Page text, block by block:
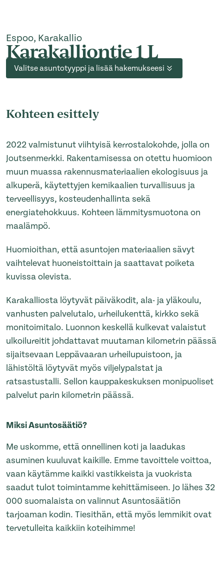
Espoo, Karakallio
Karakalliontie 1 L
Valitse asuntotyyppi ja lisää hakemukseesi
Kohteen esittely
2022 valmistunut viihtyisä kerrostalokohde, jolla on
Joutsenmerkki. Rakentamisessa on otettu huomioon
muun muassa rakennusmateriaalien ekologisuus ja
alkuperä, käytettyjen kemikaalien turvallisuus ja
terveellisyys, kosteudenhallinta sekä
energiatehokkuus. Kohteen lämmitysmuotona on
maalämpö.
Huomioithan, että asuntojen materiaalien sävyt
vaihtelevat huoneistoittain ja saattavat poiketa
kuvissa olevista.
Karakalliosta löytyvät päiväkodit, ala- ja yläkoulu,
vanhusten palvelutalo, urheilukenttä, kirkko sekä
monitoimitalo. Luonnon keskellä kulkevat valaistut
ulkoilureitit johdattavat muutaman kilometrin päässä
sijaitsevaan Leppävaaran urheilupuistoon, ja
lähistöltä löytyvät myös viljelypalstat ja
ratsastustalli. Sellon kauppakeskuksen monipuoliset
palvelut parin kilometrin päässä.
Miksi Asuntosäätiö?
Me uskomme, että onnellinen koti ja laadukas
asuminen kuuluvat kaikille. Emme tavoittele voittoa,
vaan käytämme kaikki vastikkeista ja vuokrista
saadut tulot toimintamme kehittämiseen. Jo lähes 32
000 suomalaista on valinnut Asuntosäätiön
tarjoaman kodin. Tiesithän, että myös lemmikit ovat
tervetulleita kaikkiin koteihimme!